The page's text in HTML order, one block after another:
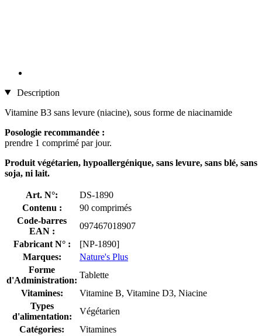
Description
Vitamine B3 sans levure (niacine), sous forme de niacinamide
Posologie recommandée :
prendre 1 comprimé par jour.
Produit végétarien, hypoallergénique, sans levure, sans blé, sans
soja, ni lait.
Art. N°:
DS-1890
Contenu :
90 comprimés
Code-barres
EAN :
097467018907
Fabricant N° :
[NP-1890]
Marques:
Nature's Plus
Forme
d'Administration:
Tablette
Vitamines:
Vitamine B, Vitamine D3, Niacine
Types
d'alimentation:
Végétarien
Catégories:
Vitamines